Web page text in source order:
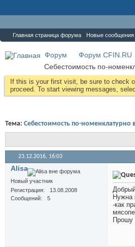
Главная страница форума Новые сообщения
Форум Форум CFIN.RU
Себестоимость по-
If this is your first visit, be sure to check
proceed. To start viewing messages,
Тема: Себестоимость по-номенклатурно
23.12.2016, 16:03
Alisa
Новый участник
Регистрация
13.08.2008
Сообщений
5
Нужна
-как
Прошу